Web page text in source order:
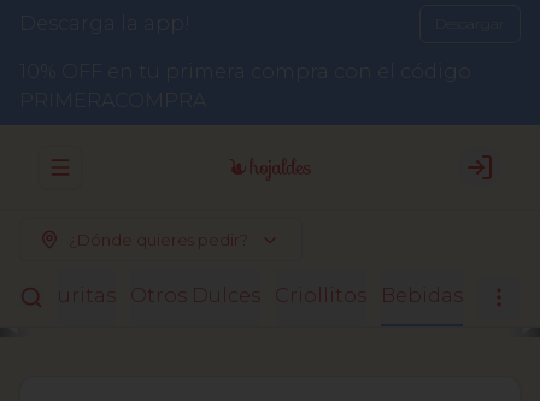
Descarga la app!
10% OFF en tu primera compra con el código
PRIMERACOMPRA
Abrir menu de navegación Login
¿Dónde quieres pedir?
Facturitas Otros Dulces Criollitos Bebidas